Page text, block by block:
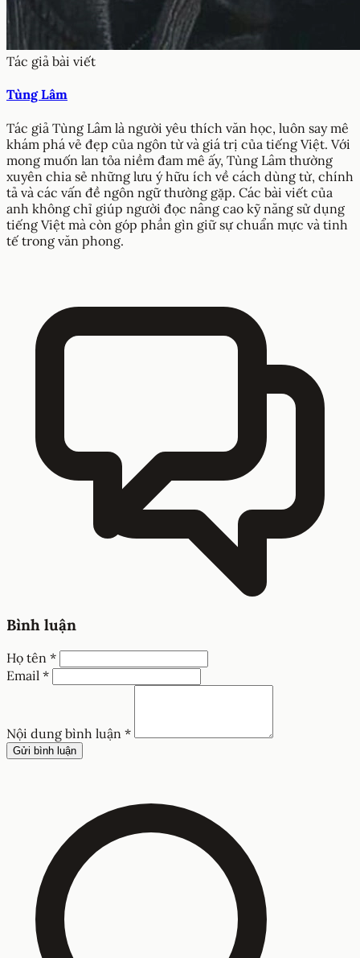
Tác giả bài viết
Tùng Lâm
Tác giả Tùng Lâm là người yêu thích văn học, luôn say mê
khám phá vẻ đẹp của ngôn từ và giá trị của tiếng Việt. Với
mong muốn lan tỏa niềm đam mê ấy, Tùng Lâm thường
xuyên chia sẻ những lưu ý hữu ích về cách dùng từ, chính
tả và các vấn đề ngôn ngữ thường gặp. Các bài viết của
anh không chỉ giúp người đọc nâng cao kỹ năng sử dụng
tiếng Việt mà còn góp phần gìn giữ sự chuẩn mực và tinh
tế trong văn phong.
Bình luận
Họ tên *
Email *
Nội dung bình luận *
Gửi bình luận